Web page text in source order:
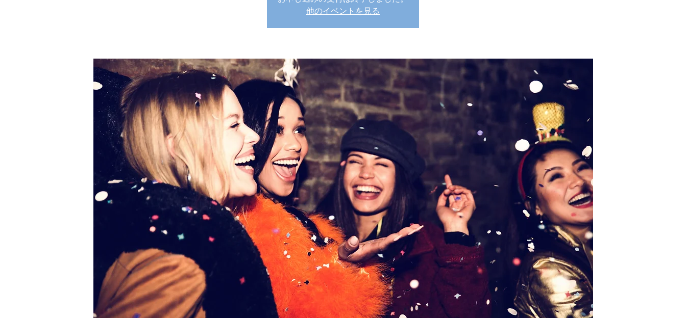
他のイベントを見る